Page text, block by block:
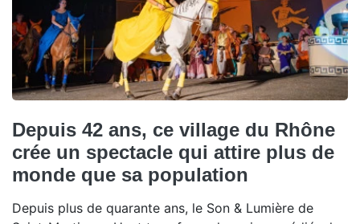
Depuis 42 ans, ce village du Rhône
crée un spectacle qui attire plus de
monde que sa population
Depuis plus de quarante ans, le Son & Lumière de